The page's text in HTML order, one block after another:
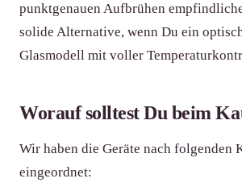
punktgenauen Aufbrühen
solide Alternative, wenn Du ein
Glasmodell mit voller
Worauf solltest Du beim
Wir haben die Geräte nach folgenden
eingeordnet: